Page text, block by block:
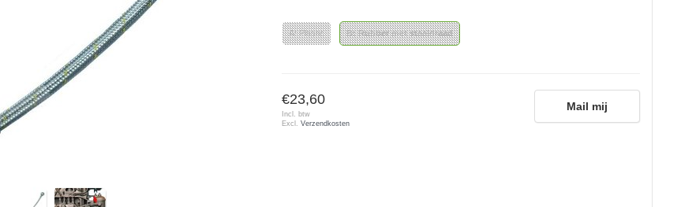
A: Plastic B: Rubber met staaldraad
€23,60
Incl. btw
Excl.Verzendkosten
Mail mij